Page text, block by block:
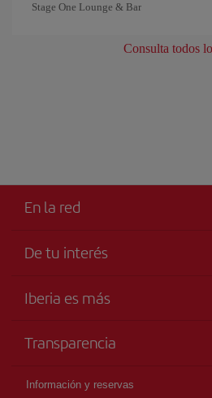
Stage One Lounge & Bar
Consulta todos
En la red
De tu interés
Tu seguridad es lo primero
Publicidad
Iberia es más
Talento a bordo
Grupo Iberia
Transparencia
Información y reservas